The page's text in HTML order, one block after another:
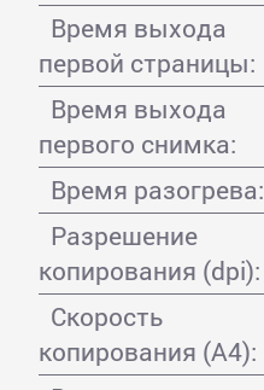
Время выхода
первой страницы:
Время выхода
первого снимка:
Время разогрева:
Разрешение
копирования (dpi):
Скорость
копирования (A4):